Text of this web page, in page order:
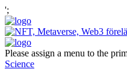
';
Please assign a menu to the
Science